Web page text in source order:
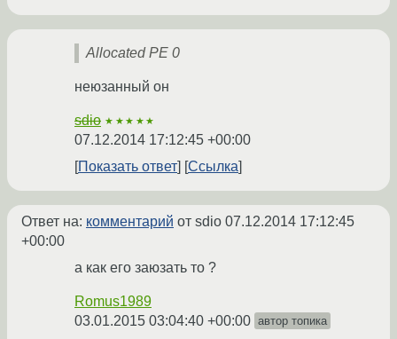
Allocated PE 0
неюзанный он
sdio ★★★★★
07.12.2014 17:12:45 +00:00
Показать ответ
Ссылка
Ответ на: комментарий от sdio 07.12.2014 17:12:45
+00:00
а как его заюзать то ?
Romus1989
03.01.2015 03:04:40 +00:00 автор топика